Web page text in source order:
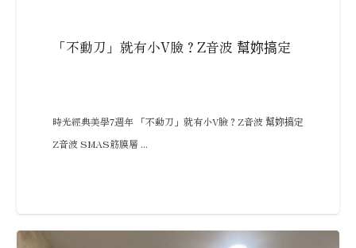
「不動刀」就有小V臉？Z音波 幫妳搞定
時光經典美學7週年 「不動刀」就有小V臉？Z音波 幫妳搞定
Z音波 SMAS筋膜層 ...